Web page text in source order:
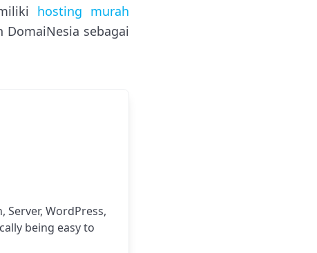
hosting murah
sebagai
Server, WordPress,
being easy to